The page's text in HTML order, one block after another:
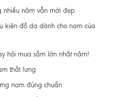
nhiều năm vẫn mới đẹp
kiện đồ da dành cho nam của
hội mua sắm lớn nhất năm!
thắt lưng
nam đúng chuẩn